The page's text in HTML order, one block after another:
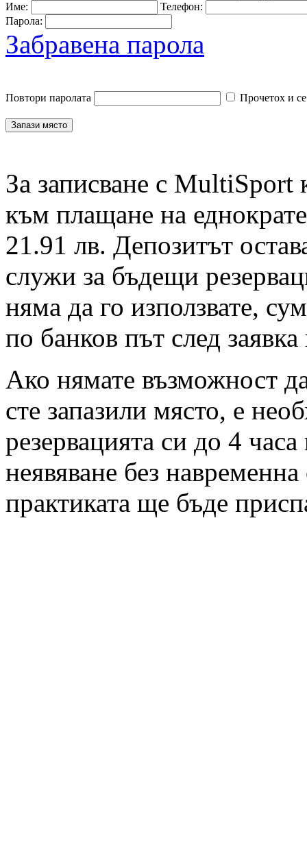
Име:
Телефон:
Парола:
Забравена парола
Повтори паролата Прочетох и
За записване с MultiSport
към плащане на
21.91 лв. Депозитът
служи за бъдещи
няма да го използвате,
по банков път след
Ако нямате възможност
сте запазили място, е
резервацията си до 4
неявяване без
практиката ще бъде